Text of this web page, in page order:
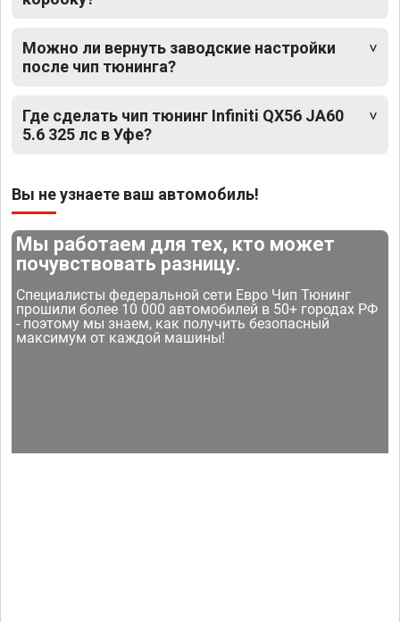
Можно ли вернуть заводские настройки
после чип тюнинга?
Где сделать чип тюнинг Infiniti QX56 JA60
5.6 325 лс в Уфе?
Вы не узнаете ваш автомобиль!
Мы работаем для тех, кто может
почувствовать разницу.
Специалисты федеральной сети Евро Чип Тюнинг
прошили более 10 000 автомобилей в 50+ городах РФ
- поэтому мы знаем, как получить безопасный
максимум от каждой машины!